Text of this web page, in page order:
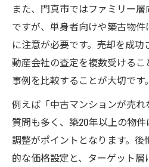
また、門真市ではファミリー
ですが、単身者向けや築古物
に注意が必要です。売却を成
動産会社の査定を複数受ける
事例を比較することが大切です。
例えば「中古マンションが売
質問も多く、築20年以上の物
調整がポイントとなります。
的な価格設定と、ターゲット